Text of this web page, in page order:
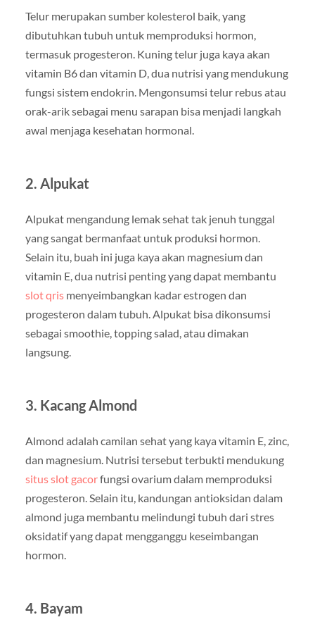
Telur merupakan sumber kolesterol baik, yang
dibutuhkan tubuh untuk memproduksi hormon,
termasuk progesteron. Kuning telur juga kaya akan
vitamin B6 dan vitamin D, dua nutrisi yang mendukung
fungsi sistem endokrin. Mengonsumsi telur rebus atau
orak-arik sebagai menu sarapan bisa menjadi langkah
awal menjaga kesehatan hormonal.
2. Alpukat
Alpukat mengandung lemak sehat tak jenuh tunggal
yang sangat bermanfaat untuk produksi hormon.
Selain itu, buah ini juga kaya akan magnesium dan
vitamin E, dua nutrisi penting yang dapat membantu
slot qrismenyeimbangkan kadar estrogen dan
progesteron dalam tubuh. Alpukat bisa dikonsumsi
sebagai smoothie, topping salad, atau dimakan
langsung.
3. Kacang Almond
Almond adalah camilan sehat yang kaya vitamin E, zinc,
dan magnesium. Nutrisi tersebut terbukti mendukung
situs slot gacorfungsi ovarium dalam memproduksi
progesteron. Selain itu, kandungan antioksidan dalam
almond juga membantu melindungi tubuh dari stres
oksidatif yang dapat mengganggu keseimbangan
hormon.
4. Bayam